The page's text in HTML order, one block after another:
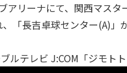
アリーナにて、関西マス
「長吉卓球センター(A)」
ルテレビ J:COM「ジモト